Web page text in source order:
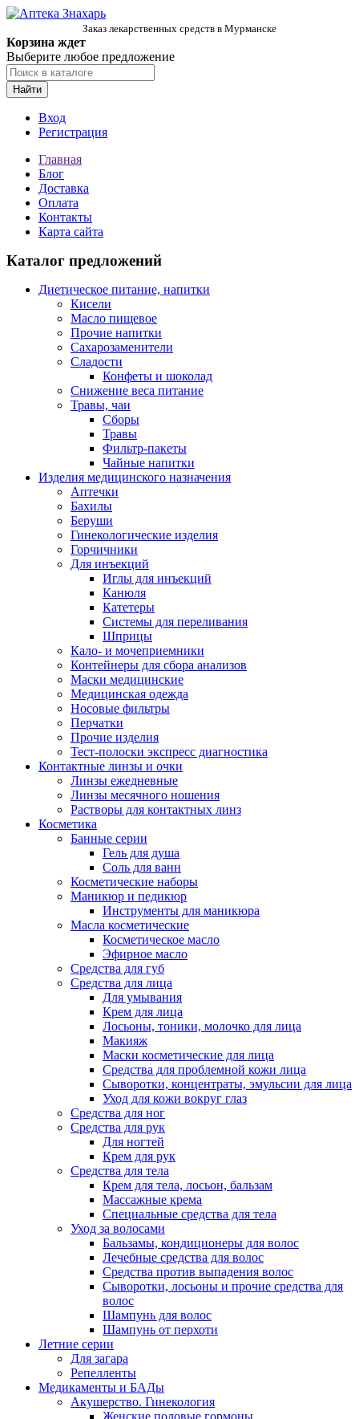
Заказ лекарственных средств в Мурманске
Корзина ждет
Выберите любое предложение
Найти
Вход
Регистрация
Главная
Блог
Доставка
Оплата
Контакты
Карта сайта
Каталог предложений
Диетическое питание, напитки
Кисели
Масло пищевое
Прочие напитки
Сахарозаменители
Сладости
Конфеты и шоколад
Снижение веса питание
Травы, чаи
Сборы
Травы
Фильтр-пакеты
Чайные напитки
Изделия медицинского назначения
Аптечки
Бахилы
Беруши
Гинекологические изделия
Горчичники
Для инъекций
Иглы для инъекций
Канюля
Катетеры
Системы для переливания
Шприцы
Кало- и мочеприемники
Контейнеры для сбора анализов
Маски медицинские
Медицинская одежда
Носовые фильтры
Перчатки
Прочие изделия
Тест-полоски экспресс диагностика
Контактные линзы и очки
Линзы ежедневные
Линзы месячного ношения
Растворы для контактных линз
Косметика
Банные серии
Гель для душа
Соль для ванн
Косметические наборы
Маникюр и педикюр
Инструменты для маникюра
Масла косметические
Косметическое масло
Эфирное масло
Средства для губ
Средства для лица
Для умывания
Крем для лица
Лосьоны, тоники, молочко для лица
Макияж
Маски косметические для лица
Средства для проблемной кожи лица
Сыворотки, концентраты, эмульсии для лица
Уход для кожи вокруг глаз
Средства для ног
Средства для рук
Для ногтей
Крем для рук
Средства для тела
Крем для тела, лосьон, бальзам
Массажные крема
Специальные средства для тела
Уход за волосами
Бальзамы, кондиционеры для волос
Лечебные средства для волос
Средства против выпадения волос
Сыворотки, лосьоны и прочие средства для
волос
Шампунь для волос
Шампунь от перхоти
Летние серии
Для загара
Репелленты
Медикаменты и БАДы
Акушерство. Гинекология
Женские половые гормоны